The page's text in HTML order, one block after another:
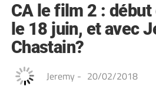
CA le film 2 :
le 18 juin, et avec
Chastain?
Jeremy - 20/02/2018